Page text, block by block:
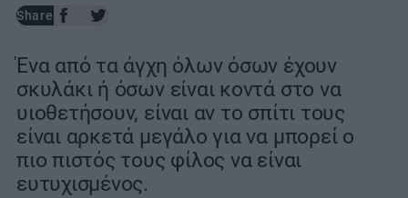
Share
Ένα από τα άγχη όλων όσων έχουν
σκυλάκι ή όσων είναι κοντά στο να
υιοθετήσουν, είναι αν το σπίτι τους
είναι αρκετά μεγάλο για να μπορεί ο
πιο πιστός τους φίλος να είναι
ευτυχισμένος.